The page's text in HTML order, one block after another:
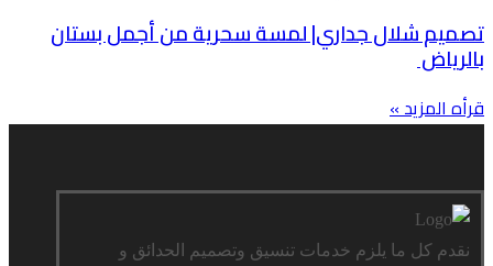
تصميم شلال جداري| لمسة سحرية من أجمل بستان
بالرياض
قرأه المزيد »
نقدم كل ما يلزم خدمات تنسيق وتصميم الحدائق و